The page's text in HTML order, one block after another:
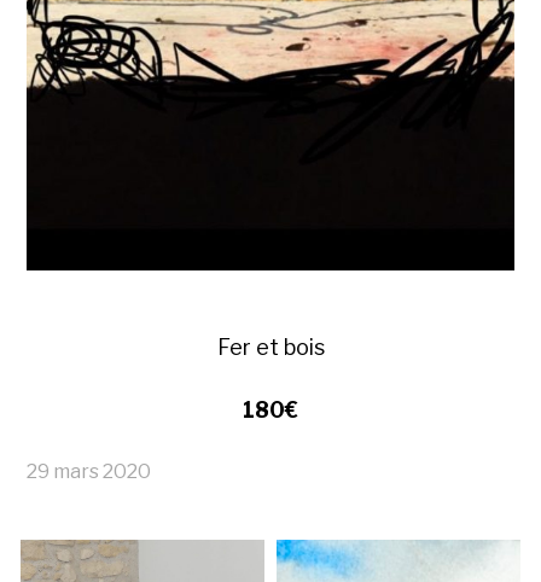
Fer et bois
180€
29 mars 2020